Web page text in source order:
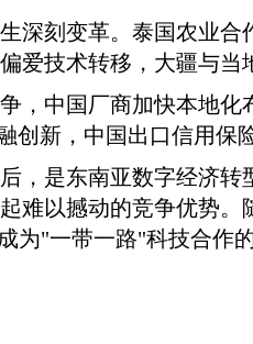
深刻变革。泰国农业
爱技术转移，大疆与当
，中国厂商加快本地
创新，中国出口信用保
，是东南亚数字经济
难以撼动的竞争优势
为"一带一路"科技合作